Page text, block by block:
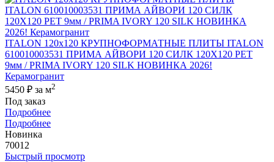
ITALON 120x120 КРУПНОФОРМАТНЫЕ ПЛИТЫ ITALON
610010003531 ПРИМА АЙВОРИ 120 СИЛК 120Х120 РЕТ
9мм / PRIMA IVORY 120 SILK НОВИНКА 2026!
Керамогранит
5450 ₽ за м2
Под заказ
Подробнее
Подробнее
Новинка
70012
Быстрый просмотр